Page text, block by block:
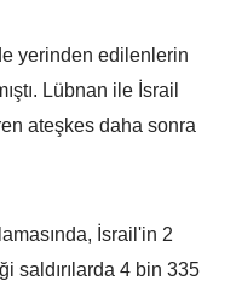
yerinden edilenlerin
Lübnan ile İsrail
ateşkes daha sonra
İsrail'in 2
saldırılarda 4 bin 335